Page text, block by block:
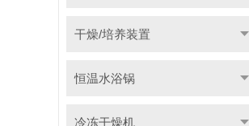
干燥/培养装置
恒温水浴锅
冷冻干燥机